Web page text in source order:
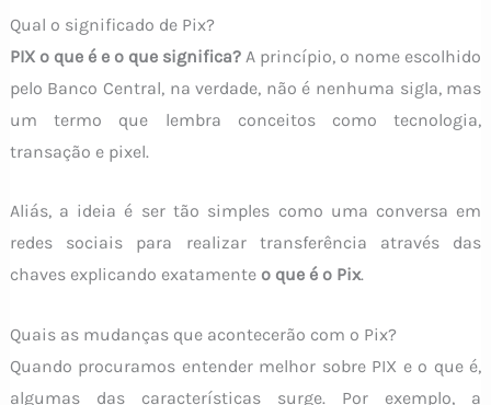
Qual o significado de Pix?
PIX o que é e o que significa? A princípio, o nome escolhido
pelo Banco Central, na verdade, não é nenhuma sigla, mas
um termo que lembra conceitos como tecnologia,
transação e pixel.
Aliás, a ideia é ser tão simples como uma conversa em
redes sociais para realizar transferência através das
chaves explicando exatamente o que é o Pix.
Quais as mudanças que acontecerão com o Pix?
Quando procuramos entender melhor sobre PIX e o que é,
algumas das características surge. Por exemplo, a